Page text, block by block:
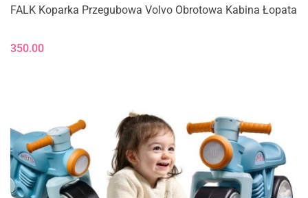
FALK Koparka Przegubowa Volvo Obrotowa Kabina Łopata
350.00